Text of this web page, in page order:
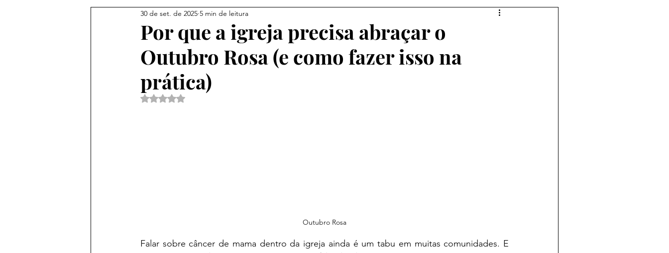
Inteligência Artificial
Por que a igreja precisa abraçar o
Outubro Rosa (e como fazer isso na
prática)
30 de set. de 2025 5 min de leitura
Avaliado com NaN de 5 estrelas.
Outubro Rosa
Falar sobre câncer de mama dentro da igreja ainda é um tabu em muitas comunidades. E